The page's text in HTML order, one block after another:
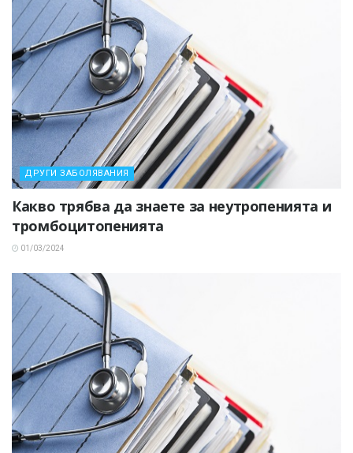
ДРУГИ ЗАБОЛЯВАНИЯ
Какво трябва да знаете за неутропенията и
тромбоцитопенията
01/03/2024